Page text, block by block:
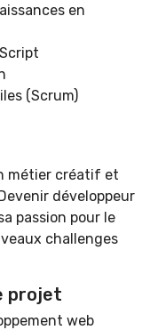
en
(Scrum)
métier créatif et
développeur
passion pour le
challenges
projet
web